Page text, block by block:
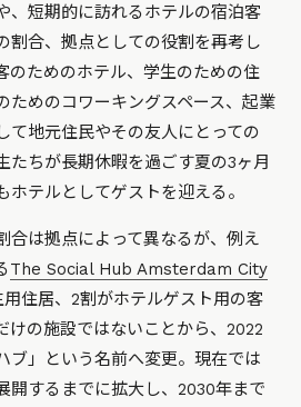
、短期的に訪れるホテルの宿泊客
割合、拠点としての役割を再考し
のためのホテル、学生のための住
ためのコワーキングスペース、起業
て地元住民やその友人にとっての
たちが長期休暇を過ごす夏の3ヶ月
ホテルとしてゲストを迎える。
合は拠点によって異なるが、例え
The Social Hub Amsterdam City
住居、2割がホテルゲスト用の客
けの施設ではないことから、2022
ブ」という名前へ変更。現在では
開するまでに拡大し、2030年まで